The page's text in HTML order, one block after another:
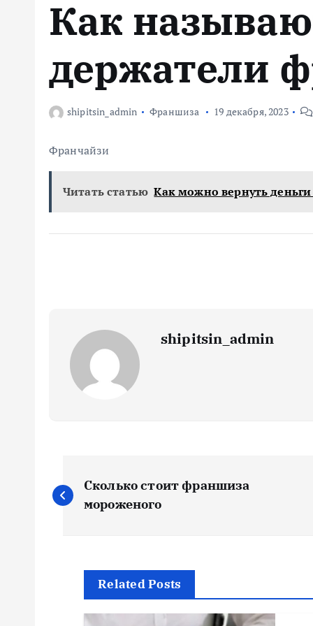
Как
держатели
shipitsin_admin Франшиза 19 декабря, 2023
Франчайзи
Читать статью Как можно вернуть
shipitsin_admin
Н
а
Сколько стоит франшиза
мороженого
Related Posts